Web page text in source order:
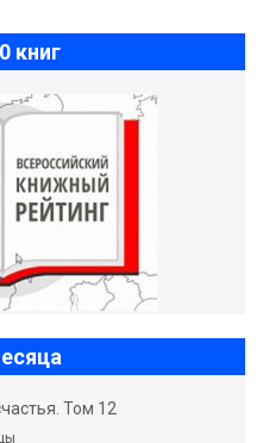
книг
Том 12